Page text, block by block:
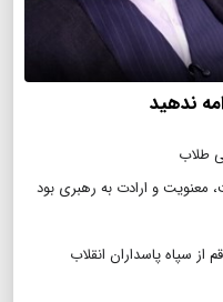
ندهید
طلاب
معنویت و ارادت به رهبری بود
سپاه پاسداران انقلاب